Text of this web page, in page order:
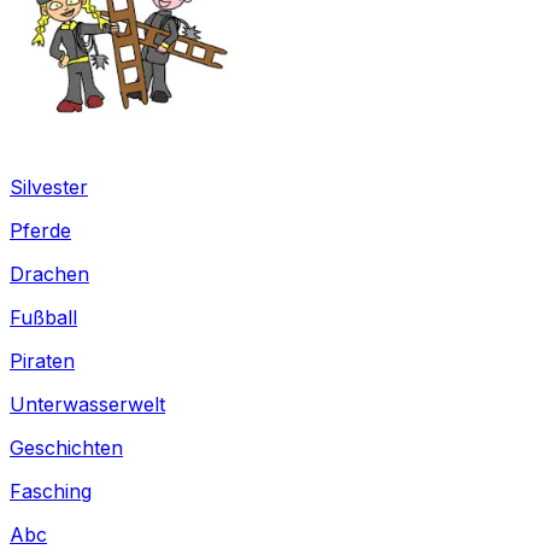
Silvester
Pferde
Drachen
Fußball
Piraten
Unterwasserwelt
Geschichten
Fasching
Abc